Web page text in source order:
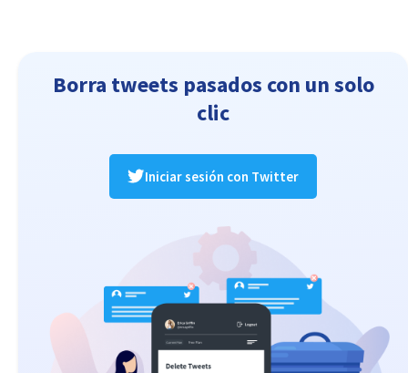
Borra tweets pasados con un solo
clic
Iniciar sesión con Twitter